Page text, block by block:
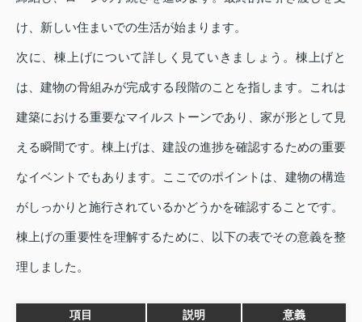
け、新しい住まいでの生活が始まります。
次に、棟上げについて詳しく見ていきましょう。棟上げと
は、建物の骨組みが完成する段階のことを指します。これは
建築における重要なマイルストーンであり、家が形として見
える瞬間です。棟上げは、建設の進捗を確認するための重要
なイベントでもあります。ここでのポイントは、建物の構造
がしっかりと施行されているかどうかを確認することです。
棟上げの重要性を理解するために、以下の表でその意義を整
理しました。
項目 説明 意義